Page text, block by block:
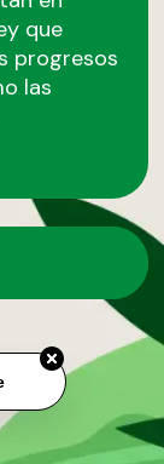
que
progresos
las